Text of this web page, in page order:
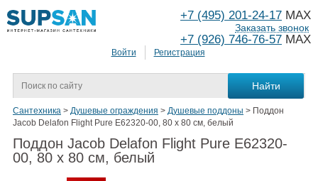
Войти Регистрация
+7 (495) 201-24-17 MAX
+7 (926) 746-76-57 MAX
Заказать звонок
Сантехника > Душевые ограждения > Душевые поддоны > Поддон
Jacob Delafon Flight Pure E62320-00, 80 x 80 см, белый
Поддон Jacob Delafon Flight Pure E62320-
00, 80 x 80 см, белый